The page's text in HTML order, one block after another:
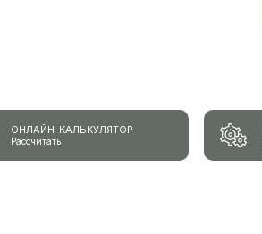
ОНЛАЙН-КАЛЬКУЛЯТОР
Рассчитать